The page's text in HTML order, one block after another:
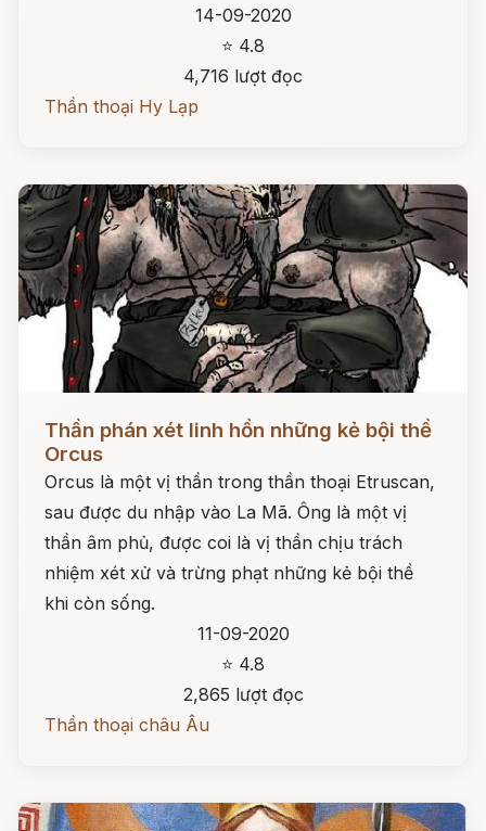
14-09-2020
⭐ 4.8
4,716 lượt đọc
Thần thoại Hy Lạp
Đọc ngay
Thần phán xét linh hồn những kẻ bội thề
Orcus
Orcus là một vị thần trong thần thoại Etruscan,
sau được du nhập vào La Mã. Ông là một vị
thần âm phủ, được coi là vị thần chịu trách
nhiệm xét xử và trừng phạt những kẻ bội thề
khi còn sống.
11-09-2020
⭐ 4.8
2,865 lượt đọc
Thần thoại châu Âu